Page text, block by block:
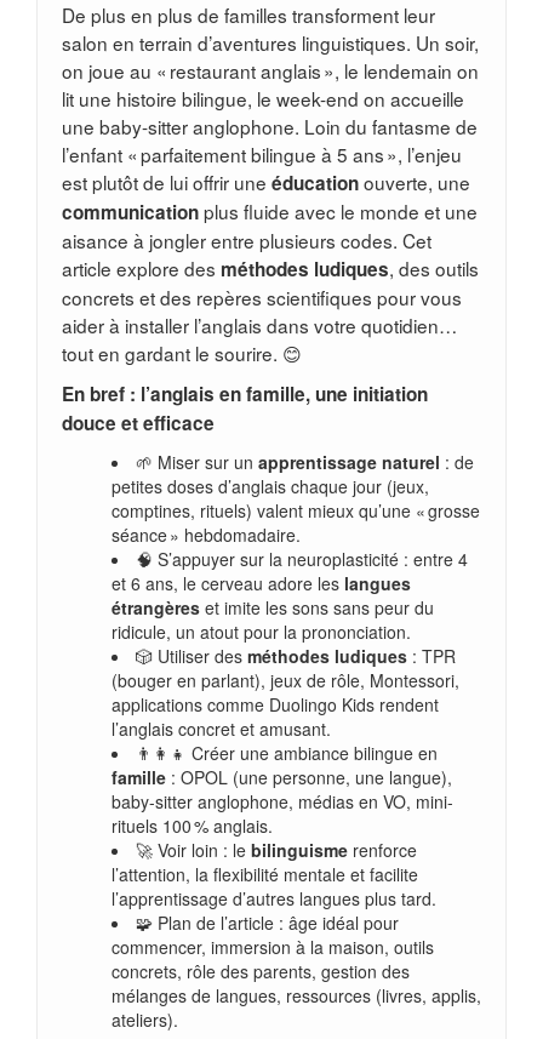
De plus en plus de familles transforment leur
salon en terrain d’aventures linguistiques. Un soir,
on joue au « restaurant anglais », le lendemain on
lit une histoire bilingue, le week-end on accueille
une baby-sitter anglophone. Loin du fantasme de
l’enfant « parfaitement bilingue à 5 ans », l’enjeu
est plutôt de lui offrir une éducationouverte, une
communicationplus fluide avec le monde et une
aisance à jongler entre plusieurs codes. Cet
article explore des méthodes ludiques, des outils
concrets et des repères scientifiques pour vous
aider à installer l’anglais dans votre quotidien…
tout en gardant le sourire. 😊
En bref : l’anglais en famille, une initiation
douce et efficace
🌱 Miser sur un apprentissage naturel : de
petites doses d’anglais chaque jour (jeux,
comptines, rituels) valent mieux qu’une « grosse
séance » hebdomadaire.
🧠 S’appuyer sur la neuroplasticité : entre 4
et 6 ans, le cerveau adore les langues
étrangèreset imite les sons sans peur du
ridicule, un atout pour la prononciation.
🎲 Utiliser des méthodes ludiques: TPR
(bouger en parlant), jeux de rôle, Montessori,
applications comme Duolingo Kids rendent
l’anglais concret et amusant.
👨‍👩‍👧 Créer une ambiance bilingue en
famille: OPOL (une personne, une langue),
baby-sitter anglophone, médias en VO, mini-
rituels 100 % anglais.
🚀 Voir loin : le bilinguismerenforce
l’attention, la flexibilité mentale et facilite
l’apprentissage d’autres langues plus tard.
🧩 Plan de l’article : âge idéal pour
commencer, immersion à la maison, outils
concrets, rôle des parents, gestion des
mélanges de langues, ressources (livres, applis,
ateliers).